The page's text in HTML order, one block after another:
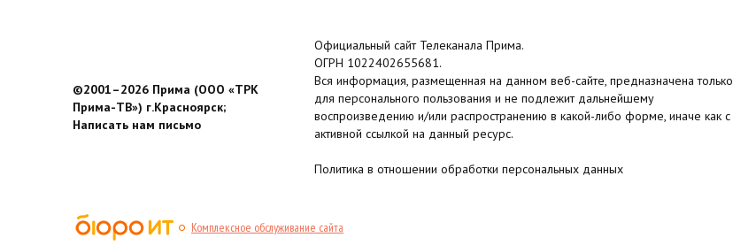
©2001–2026 Прима (ООО «ТРК
Прима-ТВ») г.Красноярск;
Написать нам письмо
Официальный сайт Телеканала Прима.
ОГРН 1022402655681.
Вся информация, размещенная на данном веб-сайте, предназначена только
для персонального пользования и не подлежит дальнейшему
воспроизведению и/или распространению в какой-либо форме, иначе как с
активной ссылкой на данный ресурс.
Политика в отношении обработки персональных данных
Комплексное обслуживание сайта